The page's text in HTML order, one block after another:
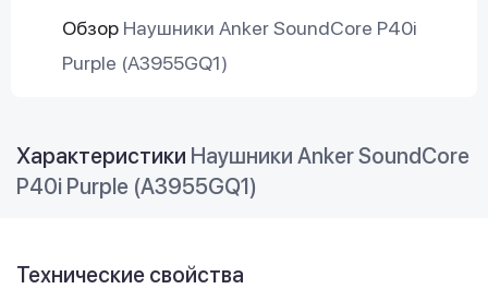
Обзор Наушники Anker SoundCore P40i
Purple (A3955GQ1)
Характеристики Наушники Anker SoundCore
P40i Purple (A3955GQ1)
Технические свойства